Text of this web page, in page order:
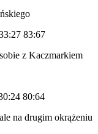
83:67
z Kaczmarkiem
80:64
na drugim okrążeniu